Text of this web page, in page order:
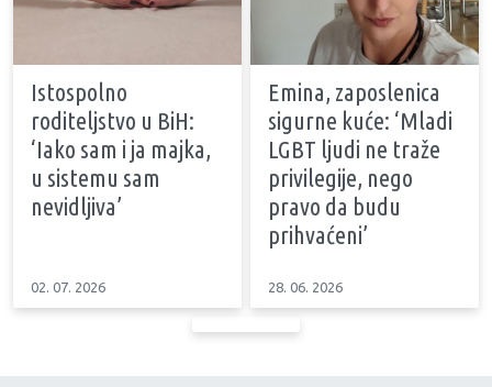
Istospolno
roditeljstvo u BiH:
‘Iako sam i ja majka,
u sistemu sam
nevidljiva’
02. 07. 2026
Emina, zaposlenica
sigurne kuće: ‘Mladi
LGBT ljudi ne traže
privilegije, nego
pravo da budu
prihvaćeni’
28. 06. 2026